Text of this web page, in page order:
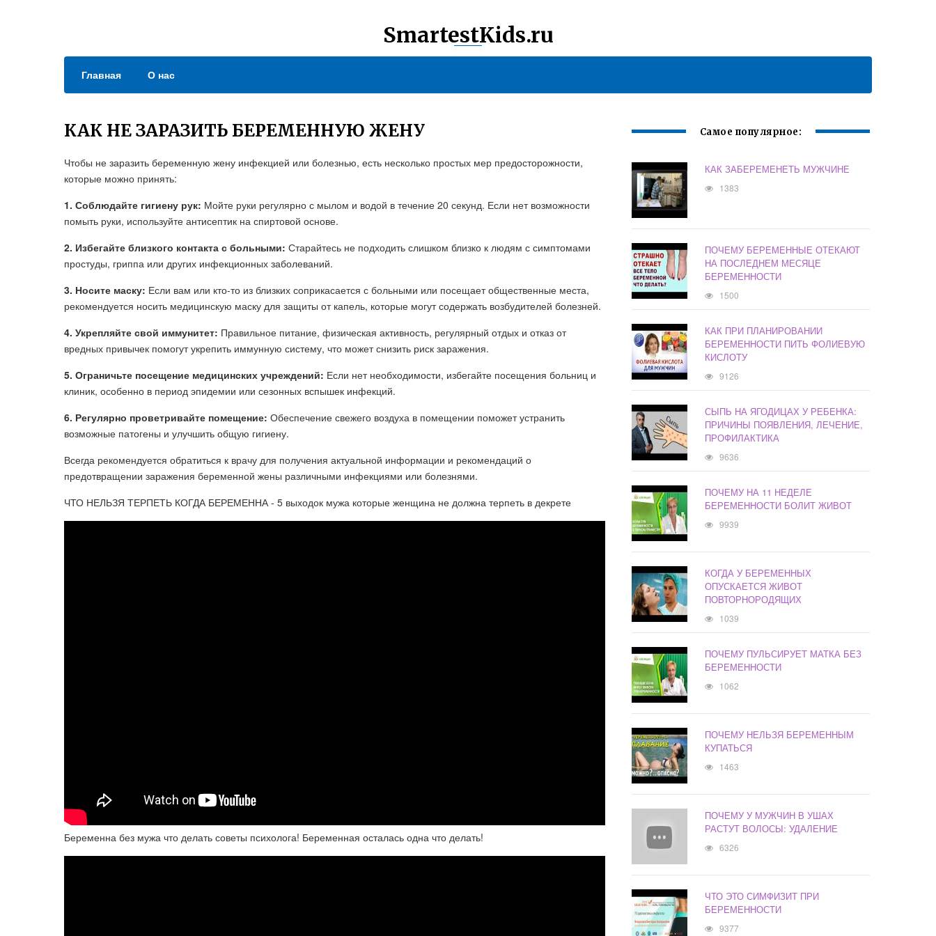
SmartestKids.ru
Главная О нас
КАК НЕ ЗАРАЗИТЬ БЕРЕМЕННУЮ ЖЕНУ
Чтобы не заразить беременную жену инфекцией или болезнью, есть несколько простых мер предосторожности,
которые можно принять:
1. Соблюдайте гигиену рук: Мойте руки регулярно с мылом и водой в течение 20 секунд. Если нет возможности
помыть руки, используйте антисептик на спиртовой основе.
2. Избегайте близкого контакта с больными: Старайтесь не подходить слишком близко к людям с симптомами
простуды, гриппа или других инфекционных заболеваний.
3. Носите маску: Если вам или кто-то из близких соприкасается с больными или посещает общественные места,
рекомендуется носить медицинскую маску для защиты от капель, которые могут содержать возбудителей болезней.
4. Укрепляйте свой иммунитет: Правильное питание, физическая активность, регулярный отдых и отказ от
вредных привычек помогут укрепить иммунную систему, что может снизить риск заражения.
5. Ограничьте посещение медицинских учреждений: Если нет необходимости, избегайте посещения больниц и
клиник, особенно в период эпидемии или сезонных вспышек инфекций.
6. Регулярно проветривайте помещение: Обеспечение свежего воздуха в помещении поможет устранить
возможные патогены и улучшить общую гигиену.
Всегда рекомендуется обратиться к врачу для получения актуальной информации и рекомендаций о
предотвращении заражения беременной жены различными инфекциями или болезнями.
ЧТО НЕЛЬЗЯ ТЕРПЕТЬ КОГДА БЕРЕМЕННА - 5 выходок мужа которые женщина не должна терпеть в декрете
Беременна без мужа что делать советы психолога! Беременная осталась одна что делать!
Самое популярное:
КАК ЗАБЕРЕМЕНЕТЬ МУЖЧИНЕ
1383
ПОЧЕМУ БЕРЕМЕННЫЕ ОТЕКАЮТ
НА ПОСЛЕДНЕМ МЕСЯЦЕ
БЕРЕМЕННОСТИ
1500
КАК ПРИ ПЛАНИРОВАНИИ
БЕРЕМЕННОСТИ ПИТЬ ФОЛИЕВУЮ
КИСЛОТУ
9126
СЫПЬ НА ЯГОДИЦАХ У РЕБЕНКА:
ПРИЧИНЫ ПОЯВЛЕНИЯ, ЛЕЧЕНИЕ,
ПРОФИЛАКТИКА
9636
ПОЧЕМУ НА 11 НЕДЕЛЕ
БЕРЕМЕННОСТИ БОЛИТ ЖИВОТ
9939
КОГДА У БЕРЕМЕННЫХ
ОПУСКАЕТСЯ ЖИВОТ
ПОВТОРНОРОДЯЩИХ
1039
ПОЧЕМУ ПУЛЬСИРУЕТ МАТКА БЕЗ
БЕРЕМЕННОСТИ
1062
ПОЧЕМУ НЕЛЬЗЯ БЕРЕМЕННЫМ
КУПАТЬСЯ
1463
ПОЧЕМУ У МУЖЧИН В УШАХ
РАСТУТ ВОЛОСЫ: УДАЛЕНИЕ
6326
ЧТО ЭТО СИМФИЗИТ ПРИ
БЕРЕМЕННОСТИ
9377